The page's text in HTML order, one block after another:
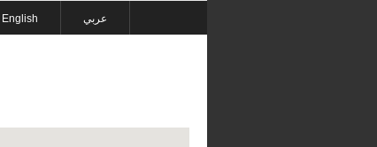
English عربي